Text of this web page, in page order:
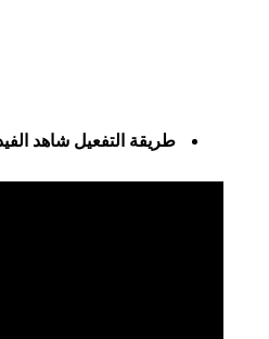
طريقة التفعيل شاهد